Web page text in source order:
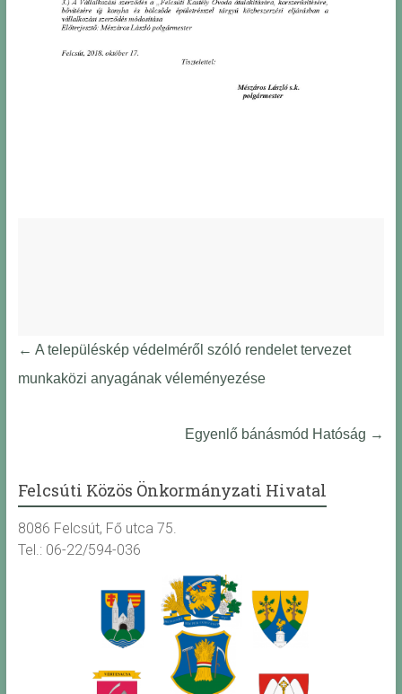
← A településkép védelméről szóló rendelet tervezet
munkaközi anyagának véleményezése
Egyenlő bánásmód Hatóság →
Felcsúti Közös Önkormányzati Hivatal
8086 Felcsút, Fő utca 75.
Tel.: 06-22/594-036